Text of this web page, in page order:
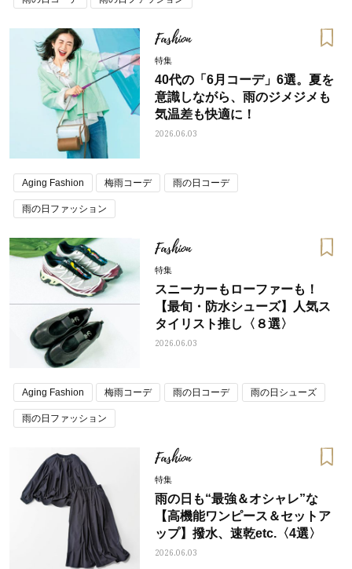
Fashion
特集
40代の「6月コーデ」6選。夏を
意識しながら、雨のジメジメも
気温差も快適に！
2026.06.03
Aging Fashion 梅雨コーデ 雨の日コーデ
雨の日ファッション
Fashion
特集
スニーカーもローファーも！
【最旬・防水シューズ】人気ス
タイリスト推し〈８選〉
2026.06.03
Aging Fashion 梅雨コーデ 雨の日コーデ 雨の日シューズ
雨の日ファッション
Fashion
特集
雨の日も“最強＆オシャレ”な
【高機能ワンピース＆セットア
ップ】撥水、速乾etc.〈4選〉
2026.06.03